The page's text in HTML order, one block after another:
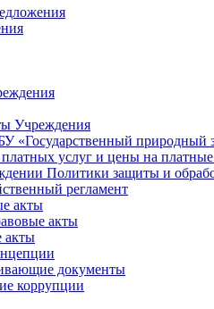
Учреждения
«Государственный природный
услуг и цены на платные
Политики защиты и
регламент
акты
акты
акты
документы
коррупции